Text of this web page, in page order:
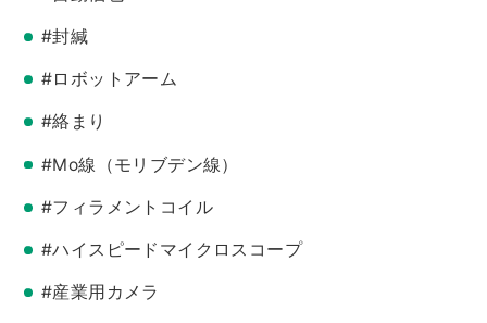
#封緘
#ロボットアーム
#絡まり
#Mo線（モリブデン線）
#フィラメントコイル
#ハイスピードマイクロスコープ
#産業用カメラ